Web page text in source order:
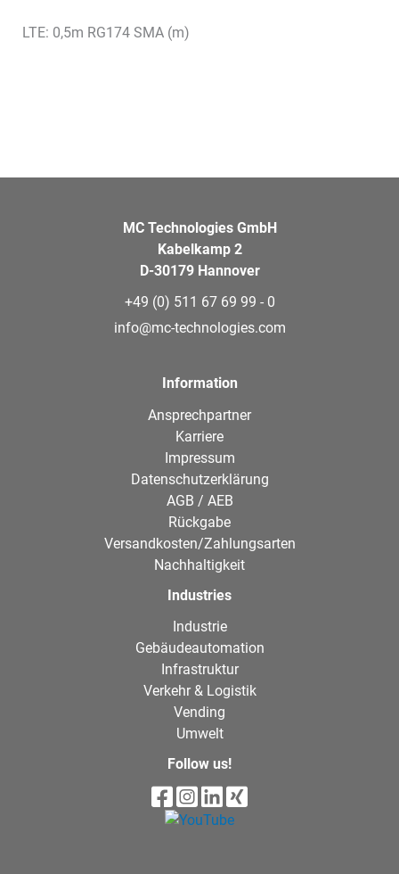
LTE: 0,5m RG174 SMA (m)
MC Technologies GmbH
Kabelkamp 2
D-30179 Hannover
+49 (0) 511 67 69 99 - 0
info@mc-technologies.com
Information
Ansprechpartner
Karriere
Impressum
Datenschutzerklärung
AGB / AEB
Rückgabe
Versandkosten/Zahlungsarten
Nachhaltigkeit
Industries
Industrie
Gebäudeautomation
Infrastruktur
Verkehr & Logistik
Vending
Umwelt
Follow us!